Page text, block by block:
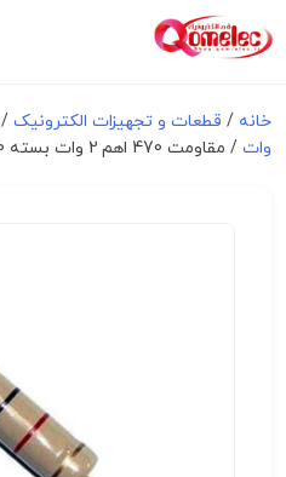
خانه / قطعات و تجهیزات الکترونیک/
وات / مقاومت 470 اهم 2 وات بسته 10 عددی